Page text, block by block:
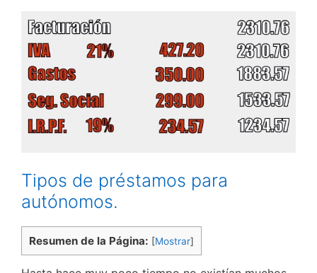
Tipos de préstamos para
autónomos.
Resumen de la Página: [Mostrar]